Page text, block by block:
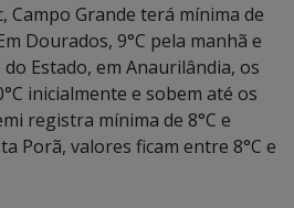
Campo Grande terá mínima de
Dourados, 9°C pela manhã e
Estado, em Anaurilândia, os
inicialmente e sobem até os
registra mínima de 8°C e
Porã, valores ficam entre 8°C e